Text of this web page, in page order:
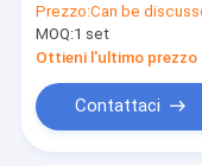
Prezzo:Can be
MOQ:1 set
Ottieni l'ultimo prezzo
Contattaci